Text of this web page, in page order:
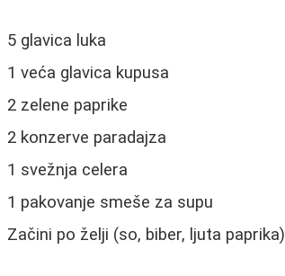
5 glavica luka
1 veća glavica kupusa
2 zelene paprike
2 konzerve paradajza
1 svežnja celera
1 pakovanje smeše za supu
Začini po želji (so, biber, ljuta paprika)